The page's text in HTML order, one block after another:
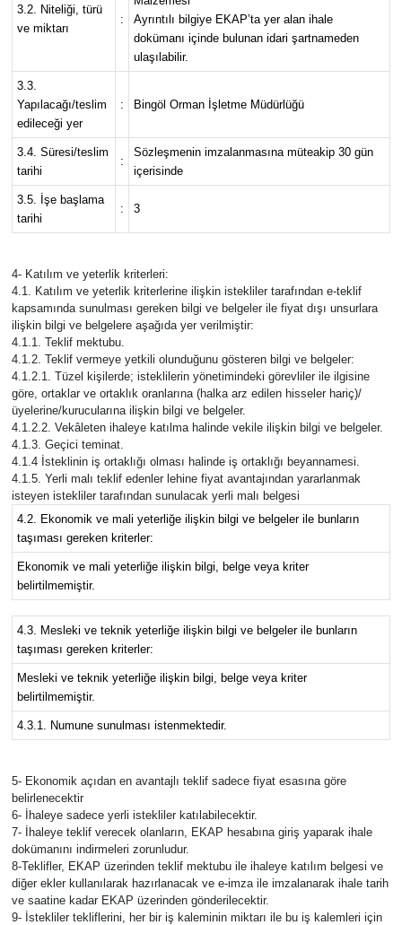
3.2. Niteliği, türü
ve miktarı
:
Ayrıntılı bilgiye EKAP’ta yer alan ihale
dokümanı içinde bulunan idari şartnameden
ulaşılabilir.
3.3.
Yapılacağı/teslim
edileceği yer
: Bingöl Orman İşletme Müdürlüğü
3.4. Süresi/teslim
tarihi
:
Sözleşmenin imzalanmasına müteakip 30 gün
içerisinde
3.5. İşe başlama
tarihi
: 3
4- Katılım ve yeterlik kriterleri:
4.1. Katılım ve yeterlik kriterlerine ilişkin istekliler tarafından e-teklif
kapsamında sunulması gereken bilgi ve belgeler ile fiyat dışı unsurlara
ilişkin bilgi ve belgelere aşağıda yer verilmiştir:
4.1.1. Teklif mektubu.
4.1.2. Teklif vermeye yetkili olunduğunu gösteren bilgi ve belgeler:
4.1.2.1. Tüzel kişilerde; isteklilerin yönetimindeki görevliler ile ilgisine
göre, ortaklar ve ortaklık oranlarına (halka arz edilen hisseler hariç)/
üyelerine/kurucularına ilişkin bilgi ve belgeler.
4.1.2.2. Vekâleten ihaleye katılma halinde vekile ilişkin bilgi ve belgeler.
4.1.3. Geçici teminat.
4.1.4 İsteklinin iş ortaklığı olması halinde iş ortaklığı beyannamesi.
4.1.5. Yerli malı teklif edenler lehine fiyat avantajından yararlanmak
isteyen istekliler tarafından sunulacak yerli malı belgesi
4.2. Ekonomik ve mali yeterliğe ilişkin bilgi ve belgeler ile bunların
taşıması gereken kriterler:
Ekonomik ve mali yeterliğe ilişkin bilgi, belge veya kriter
belirtilmemiştir.
4.3. Mesleki ve teknik yeterliğe ilişkin bilgi ve belgeler ile bunların
taşıması gereken kriterler:
Mesleki ve teknik yeterliğe ilişkin bilgi, belge veya kriter
belirtilmemiştir.
4.3.1. Numune sunulması istenmektedir.
5- Ekonomik açıdan en avantajlı teklif sadece fiyat esasına göre
belirlenecektir
6- İhaleye sadece yerli istekliler katılabilecektir.
7- İhaleye teklif verecek olanların, EKAP hesabına giriş yaparak ihale
dokümanını indirmeleri zorunludur.
8-Teklifler, EKAP üzerinden teklif mektubu ile ihaleye katılım belgesi ve
diğer ekler kullanılarak hazırlanacak ve e-imza ile imzalanarak ihale tarih
ve saatine kadar EKAP üzerinden gönderilecektir.
9- İstekliler tekliflerini, her bir iş kaleminin miktarı ile bu iş kalemleri için